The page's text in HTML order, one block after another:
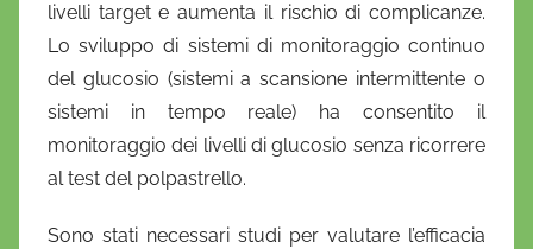
livelli target e aumenta il rischio di complicanze.
Lo sviluppo di sistemi di monitoraggio continuo
del glucosio (sistemi a scansione intermittente o
sistemi in tempo reale) ha consentito il
monitoraggio dei livelli di glucosio senza ricorrere
al test del polpastrello.
Sono stati necessari studi per valutare l’efficacia